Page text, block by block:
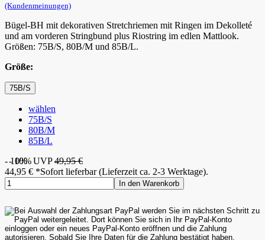
(Kundenmeinungen)
Bügel-BH mit dekorativen Stretchriemen mit Ringen im Dekolleté
und am vorderen Stringbund plus Riostring im edlen Mattlook.
Größen: 75B/S, 80B/M und 85B/L.
Größe:
75B/S
wählen
75B/S
80B/M
85B/L
- 10%
- 10%UVP49,95 €
44,95 € *Sofort lieferbar (Lieferzeit ca. 2-3 Werktage).
In den Warenkorb